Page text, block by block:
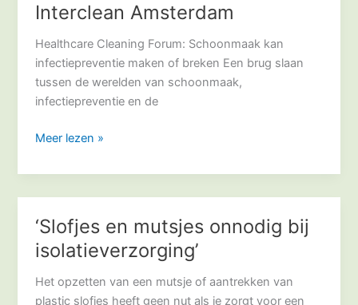
Interclean Amsterdam
Healthcare Cleaning Forum: Schoonmaak kan
infectiepreventie maken of breken Een brug slaan
tussen de werelden van schoonmaak,
infectiepreventie en de
Interclean
Meer lezen »
‘Slofjes en mutsjes onnodig bij
isolatieverzorging’
Het opzetten van een mutsje of aantrekken van
plastic slofjes heeft geen nut als je zorgt voor een
‘Slofjes
en
mutsjes
onnodig
bij